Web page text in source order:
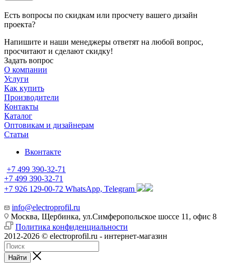
Есть вопросы по скидкам или просчету вашего дизайн
проекта?
Напишите и наши менеджеры ответят на любой вопрос,
просчитают и сделают скидку!
Задать вопрос
О компании
Услуги
Как купить
Производители
Контакты
Каталог
Оптовикам и дизайнерам
Статьи
Вконтакте
+7 499 390-32-71
+7 499 390-32-71
+7 926 129-00-72 WhatsApp, Telegram
info@electroprofil.ru
Москва, Щербинка, ул.Симферопольское шоссе 11, офис 8
Политика конфиденциальности
2012-2026 © electroprofil.ru - интернет-магазин
Найти